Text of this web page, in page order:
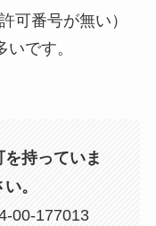
可番号が無い）
です。
持っていま
。
00-177013